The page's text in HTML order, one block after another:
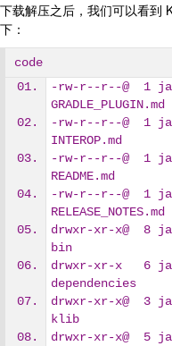
下载解压之后，我们可以看到
下：
code
-rw-r--r--@  1
GRADLE_PLUGIN.md
-rw-r--r--@  1
INTEROP.md
-rw-r--r--@  1
README.md
-rw-r--r--@  1
RELEASE_NOTES.md
drwxr-xr-x@  8
bin
drwxr-xr-x   6
dependencies
drwxr-xr-x@  3
klib
drwxr-xr-x@  5